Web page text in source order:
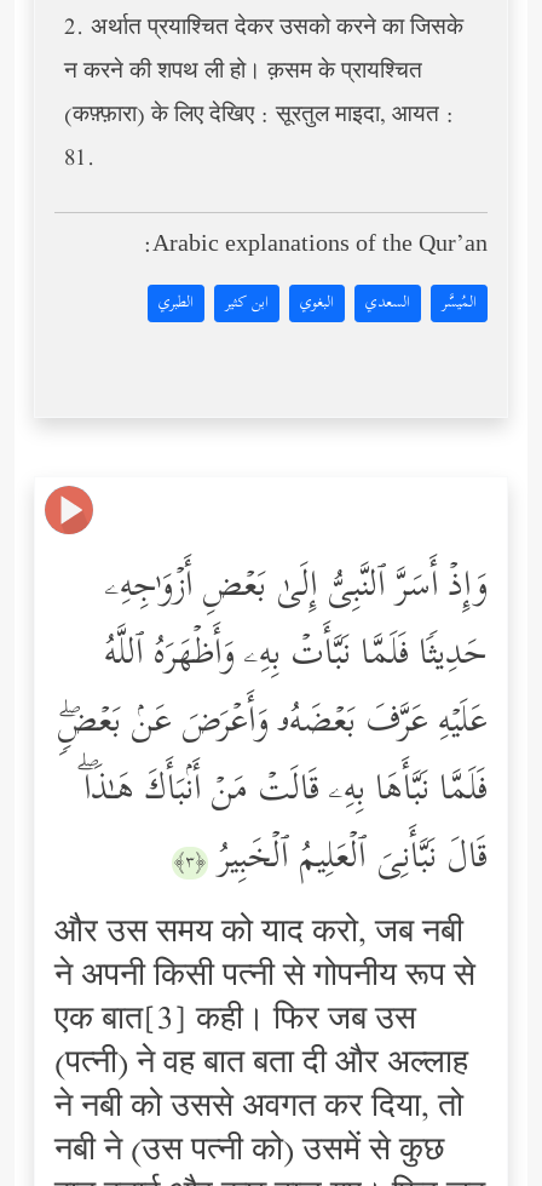
2. अर्थात प्रयाश्चित देकर उसको करने का जिसके
न करने की शपथ ली हो। क़सम के प्रायश्चित
(कफ़्फ़ारा) के लिए देखिए : सूरतुल माइदा, आयत :
81.
Arabic explanations of the Qur’an:
المُيسَّر السعدي البغوي ابن كثير الطبري
وَإِذۡ أَسَرَّ ٱلنَّبِیُّ إِلَىٰ بَعۡضِ أَزۡوَ ٰ⁠جِهِۦ
حَدِیثࣰا فَلَمَّا نَبَّأَتۡ بِهِۦ وَأَظۡهَرَهُ ٱللَّهُ
عَلَیۡهِ عَرَّفَ بَعۡضَهُۥ وَأَعۡرَضَ عَنۢ بَعۡضࣲۖ
فَلَمَّا نَبَّأَهَا بِهِۦ قَالَتۡ مَنۡ أَنۢبَأَكَ هَـٰذَاۖ
قَالَ نَبَّأَنِیَ ٱلۡعَلِیمُ ٱلۡخَبِیرُ ﴿٣﴾
और उस समय को याद करो, जब नबी
ने अपनी किसी पत्नी से गोपनीय रूप से
एक बात[3] कही। फिर जब उस
(पत्नी) ने वह बात बता दी और अल्लाह
ने नबी को उससे अवगत कर दिया, तो
नबी ने (उस पत्नी को) उसमें से कुछ